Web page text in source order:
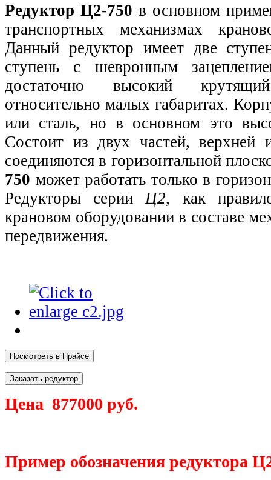
Редуктор Ц2-750 в основном
транспортных механизмах
Данный редуктор имеет две
ступень с шевронным
достаточно высокий
относительно малых габаритах.
или сталь, но в основном это
Состоит из двух частей, верхней
соединяются в горизонтальной
750 может работать только в
Редукторы серии Ц2, как
крановом оборудовании в составе
передвижения.
Цена 877000 руб.
Пример обозначения редуктора